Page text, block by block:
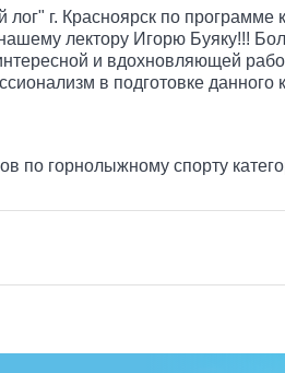
г. Красноярск по программе
лектору Игорю Буяку!!!
и вдохновляющей
в подготовке данного
по горнолыжному спорту